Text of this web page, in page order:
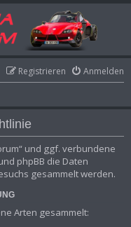
Anmelden
Registrieren
und ggf. verbundene
phpBB die Daten
gesammelt werden.
Arten gesammelt: